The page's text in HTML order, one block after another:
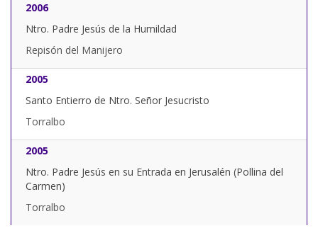
2006
Ntro. Padre Jesús de la Humildad
Repisón del Manijero
2005
Santo Entierro de Ntro. Señor Jesucristo
Torralbo
2005
Ntro. Padre Jesús en su Entrada en Jerusalén (Pollina del
Carmen)
Torralbo